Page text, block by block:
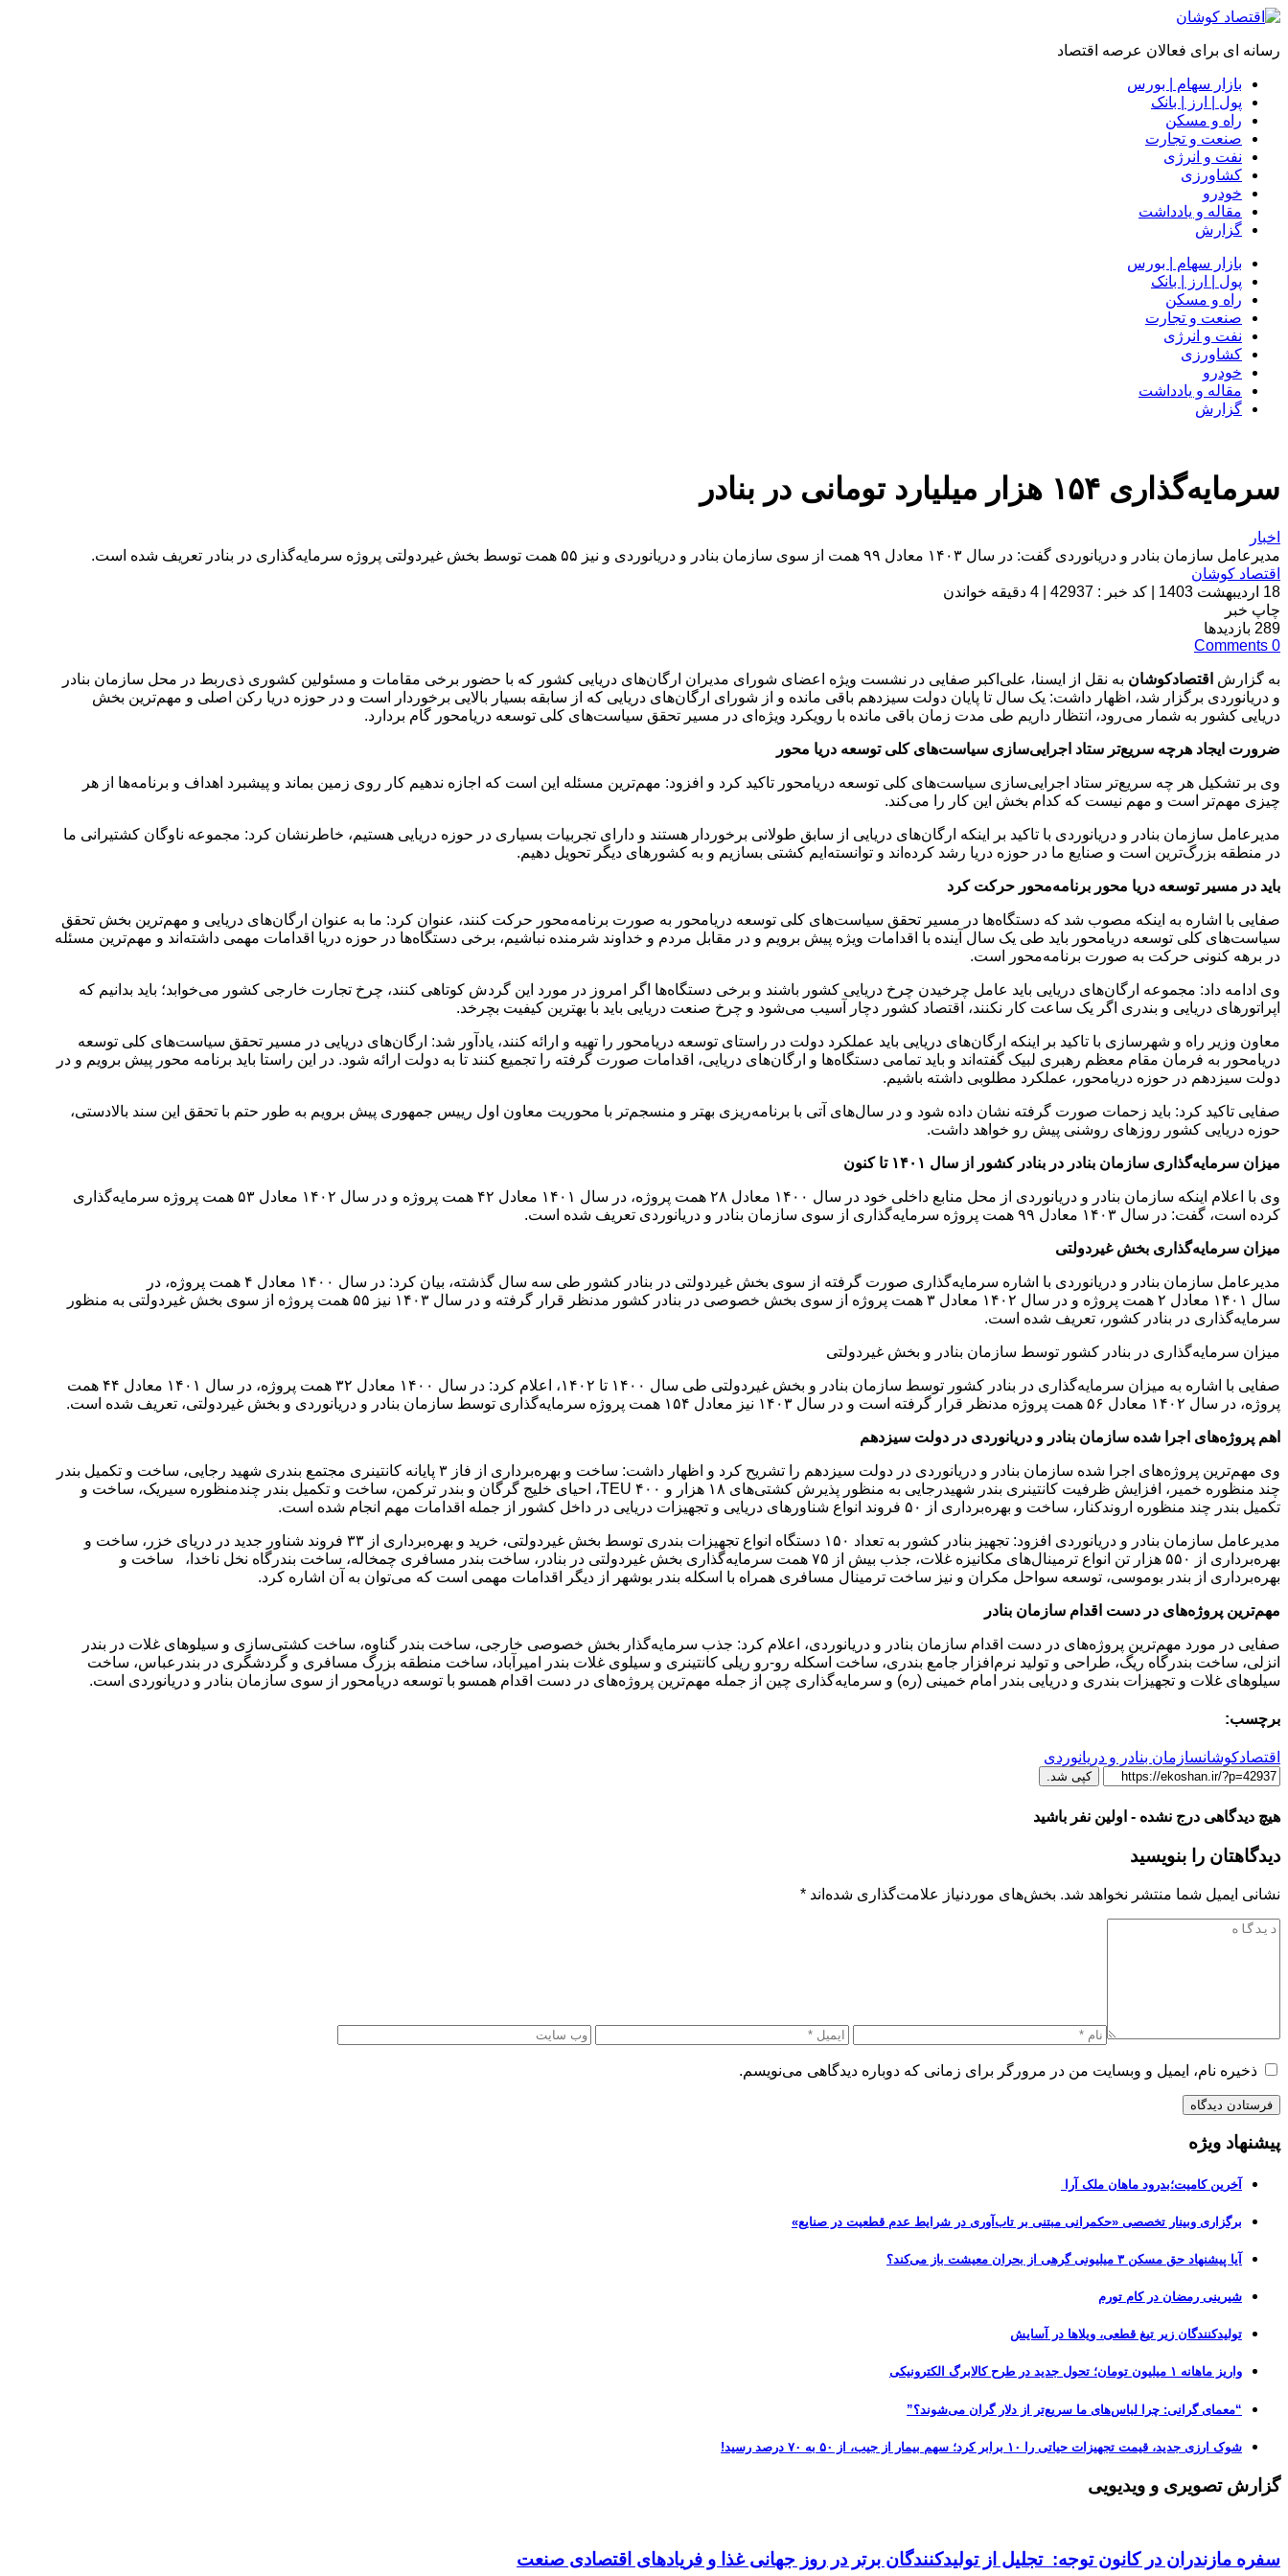
رسانه ای برای فعالان عرصه اقتصاد
بازار سهام | بورس
پول | ارز | بانک
راه و مسکن
صنعت و تجارت
نفت و انرژی
کشاورزی
خودرو
مقاله و یادداشت
گزارش
بازار سهام | بورس
پول | ارز | بانک
راه و مسکن
صنعت و تجارت
نفت و انرژی
کشاورزی
خودرو
مقاله و یادداشت
گزارش
سرمایه‌گذاری ۱۵۴ هزار میلیارد تومانی در بنادر
اخبار
مدیرعامل سازمان بنادر و دریانوردی گفت: در سال ۱۴۰۳ معادل ۹۹ همت از سوی سازمان بنادر و دریانوردی و نیز ۵۵ همت توسط بخش غیردولتی پروژه سرمایه‌گذاری در بنادر تعریف شده است.
اقتصاد کوشان
18 اردیبهشت 1403
کد خبر : 42937
4 دقیقه خواندن
چاپ خبر
289 بازدیدها
0
Comments
به گزارش اقتصادکوشان به نقل از ایسنا، علی‌اکبر صفایی در نشست ویژه اعضای شورای مدیران ارگان‌های دریایی کشور که با حضور برخی مقامات و مسئولین کشوری ذی‌ربط در محل سازمان بنادر
و دریانوردی برگزار شد، اظهار داشت: یک سال تا پایان دولت سیزدهم باقی مانده و از شورای ارگان‌های دریایی که از سابقه بسیار بالایی برخوردار است و در حوزه دریا رکن اصلی و مهم‌ترین بخش
دریایی کشور به شمار می‌رود، انتظار داریم طی مدت زمان باقی مانده با رویکرد ویژه‌ای در مسیر تحقق سیاست‌های کلی توسعه دریامحور گام بردارد.
ضرورت ایجاد هرچه سریع‌تر ستاد اجرایی‌سازی سیاست‌های کلی توسعه دریا محور
وی بر تشکیل هر چه سریع‌تر ستاد اجرایی‌سازی سیاست‌های کلی توسعه دریامحور تاکید کرد و افزود: مهم‌ترین مسئله این است که اجازه ندهیم کار روی زمین بماند و پیشبرد اهداف و برنامه‌ها از هر
چیزی مهم‌تر است و مهم نیست که کدام بخش این کار را می‌کند.
مدیرعامل سازمان بنادر و دریانوردی با تاکید بر اینکه ارگان‌های دریایی از سابق طولانی برخوردار هستند و دارای تجربیات بسیاری در حوزه دریایی هستیم، خاطرنشان کرد: مجموعه ناوگان کشتیرانی ما
در منطقه بزرگ‌ترین است و صنایع ما در حوزه دریا رشد کرده‌اند و توانسته‌ایم کشتی بسازیم و به کشورهای دیگر تحویل دهیم.
باید در مسیر توسعه دریا محور برنامه‌محور حرکت کرد
صفایی با اشاره به اینکه مصوب شد که دستگاه‌ها در مسیر تحقق سیاست‌های کلی توسعه دریامحور به صورت برنامه‌محور حرکت کنند، عنوان کرد: ما به عنوان ارگان‌های دریایی و مهم‌ترین بخش تحقق
سیاست‌های کلی توسعه دریامحور باید طی یک سال آینده با اقدامات ویژه پیش برویم و در مقابل مردم و خداوند شرمنده نباشیم، برخی دستگاه‌ها در حوزه دریا اقدامات مهمی داشته‌اند و مهم‌ترین مسئله
در برهه کنونی حرکت به صورت برنامه‌محور است.
وی ادامه داد: مجموعه ارگان‌های دریایی باید عامل چرخیدن چرخ دریایی کشور باشند و برخی دستگاه‌ها اگر امروز در مورد این گردش کوتاهی کنند، چرخ تجارت خارجی کشور می‌خوابد؛ باید بدانیم که
اپراتورهای دریایی و بندری اگر یک ساعت کار نکنند، اقتصاد کشور دچار آسیب می‌شود و چرخ صنعت دریایی باید با بهترین کیفیت بچرخد.
معاون وزیر راه و شهرسازی با تاکید بر اینکه ارگان‌های دریایی باید عملکرد دولت در راستای توسعه دریامحور را تهیه و ارائه کنند، یادآور شد: ارگان‌های دریایی در مسیر تحقق سیاست‌های کلی توسعه
دریامحور به فرمان مقام معظم رهبری لبیک گفته‌اند و باید تمامی دستگاه‌ها و ارگان‌های دریایی، اقدامات صورت گرفته را تجمیع کنند تا به دولت ارائه شود. در این راستا باید برنامه محور پیش برویم و در
دولت سیزدهم در حوزه دریامحور، عملکرد مطلوبی داشته باشیم.
صفایی تاکید کرد: باید زحمات صورت گرفته نشان داده شود و در سال‌های آتی با برنامه‌ریزی بهتر و منسجم‌تر با محوریت معاون اول رییس جمهوری پیش برویم به طور حتم با تحقق این سند بالادستی،
حوزه دریایی کشور روزهای روشنی پیش رو خواهد داشت.
میزان سرمایه‌گذاری سازمان بنادر در بنادر کشور از سال ۱۴۰۱ تا کنون
وی با اعلام اینکه سازمان بنادر و دریانوردی از محل منابع داخلی خود در سال ۱۴۰۰ معادل ۲۸ همت پروژه، در سال ۱۴۰۱ معادل ۴۲ همت پروژه و در سال ۱۴۰۲ معادل ۵۳ همت پروژه سرمایه‌گذاری
کرده است، گفت: در سال ۱۴۰۳ معادل ۹۹ همت پروژه سرمایه‌گذاری از سوی سازمان بنادر و دریانوردی تعریف شده است.
میزان سرمایه‌گذاری بخش غیردولتی
مدیرعامل سازمان بنادر و دریانوردی با اشاره سرمایه‌گذاری صورت گرفته از سوی بخش غیردولتی در بنادر کشور طی سه سال گذشته، بیان کرد: در سال ۱۴۰۰ معادل ۴ همت پروژه، در
سال ۱۴۰۱ معادل ۲ همت پروژه و در سال ۱۴۰۲ معادل ۳ همت پروژه از سوی بخش خصوصی در بنادر کشور مدنظر قرار گرفته و در سال ۱۴۰۳ نیز ۵۵ همت پروژه از سوی بخش غیردولتی به منظور
سرمایه‌گذاری در بنادر کشور، تعریف شده است.
میزان سرمایه‌گذاری در بنادر کشور توسط سازمان بنادر و بخش غیردولتی
صفایی با اشاره به میزان سرمایه‌گذاری در بنادر کشور توسط سازمان بنادر و بخش غیردولتی طی سال ۱۴۰۰ تا ۱۴۰۲، اعلام کرد: در سال ۱۴۰۰ معادل ۳۲ همت پروژه، در سال ۱۴۰۱ معادل ۴۴ همت
پروژه، در سال ۱۴۰۲ معادل ۵۶ همت پروژه مدنظر قرار گرفته است و در سال ۱۴۰۳ نیز معادل ۱۵۴ همت پروژه سرمایه‌گذاری توسط سازمان بنادر و دریانوردی و بخش غیردولتی، تعریف شده است.
اهم پروژه‌های اجرا شده سازمان بنادر و دریانوردی در دولت سیزدهم
وی مهم‌ترین پروژه‌های اجرا شده سازمان بنادر و دریانوردی در دولت سیزدهم را تشریح کرد و اظهار داشت: ساخت و بهره‌برداری از فاز ۳ پایانه کانتینری مجتمع بندری شهید رجایی، ساخت و تکمیل بندر
چند منظوره خمیر، افزایش ظرفیت کانتینری بندر شهیدرجایی به منظور پذیرش کشتی‌های ۱۸ هزار و ۴۰۰ TEU، احیای خلیج گرگان و بندر ترکمن، ساخت و تکمیل بندر چندمنظوره سیریک، ساخت و
تکمیل بندر چند منظوره اروندکنار، ساخت و بهره‌برداری از ۵۰ فروند انواع شناورهای دریایی و تجهیزات دریایی در داخل کشور از جمله اقدامات مهم انجام شده است.
مدیرعامل سازمان بنادر و دریانوردی افزود: تجهیز بنادر کشور به تعداد ۱۵۰ دستگاه انواع تجهیزات بندری توسط بخش غیردولتی، خرید و بهره‌برداری از ۳۳ فروند شناور جدید در دریای خزر، ساخت و
بهره‌برداری از ۵۵۰ هزار تن انواع ترمینال‌های مکانیزه غلات، جذب بیش از ۷۵ همت سرمایه‌گذاری بخش غیردولتی در بنادر، ساخت بندر مسافری چمخاله، ساخت بندرگاه نخل ناخدا، ساخت و
بهره‌برداری از بندر بوموسی، توسعه سواحل مکران و نیز ساخت ترمینال مسافری همراه با اسکله بندر بوشهر از دیگر اقدامات مهمی است که می‌توان به آن اشاره کرد.
مهم‌ترین پروژه‌های در دست اقدام سازمان بنادر
صفایی در مورد مهم‌ترین پروژه‌های در دست اقدام سازمان بنادر و دریانوردی، اعلام کرد: جذب سرمایه‌گذار بخش خصوصی خارجی، ساخت بندر گناوه، ساخت کشتی‌سازی و سیلوهای غلات در بندر
انزلی، ساخت بندرگاه ریگ، طراحی و تولید نرم‌افزار جامع بندری، ساخت اسکله رو-رو ریلی کانتینری و سیلوی غلات بندر امیرآباد، ساخت منطقه بزرگ مسافری و گردشگری در بندرعباس، ساخت
سیلوهای غلات و تجهیزات بندری و دریایی بندر امام خمینی (ره) و سرمایه‌گذاری چین از جمله مهم‌ترین پروژه‌های در دست اقدام همسو با توسعه دریامحور از سوی سازمان بنادر و دریانوردی است.
برچسب:
اقتصادکوشانسازمان بنادر و دریانوردی
کپی شد.
هیچ دیدگاهی درج نشده - اولین نفر باشید
دیدگاهتان را بنویسید
نشانی ایمیل شما منتشر نخواهد شد. بخش‌های موردنیاز علامت‌گذاری شده‌اند *
ذخیره نام، ایمیل و وبسایت من در مرورگر برای زمانی که دوباره دیدگاهی می‌نویسم.
پیشنهاد ویژه
آخرین کامیت؛بدرود ماهان ملک آرا
برگزاری وبینار تخصصی «حکمرانی مبتنی بر تاب‌آوری در شرایط عدم قطعیت در صنایع»
آیا پیشنهاد حق مسکن ۳ میلیونی گرهی از بحران معیشت باز می‌کند؟
شیرینی رمضان در کام تورم
تولیدکنندگان زیر تیغ قطعی، ویلاها در آسایش
واریز ماهانه ۱ میلیون تومان؛ تحول جدید در طرح کالابرگ الکترونیکی
“معمای گرانی: چرا لباس‌های ما سریع‌تر از دلار گران می‌شوند؟”
شوک ارزی جدید، قیمت تجهیزات حیاتی را ۱۰ برابر کرد؛ سهم بیمار از جیب، از ۵۰ به ۷۰ درصد رسید!
گزارش تصویری و ویدیویی
سفره مازندران در کانون توجه: تجلیل از تولیدکنندگان برتر در روز جهانی غذا و فریادهای اقتصادی صنعت